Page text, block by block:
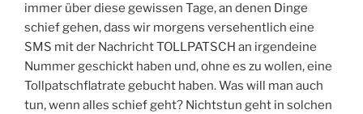
immer über diese gewissen Tage, an denen Dinge
schief gehen, dass wir morgens versehentlich eine
SMS mit der Nachricht TOLLPATSCH an irgendeine
Nummer geschickt haben und, ohne es zu wollen, eine
Tollpatschflatrate gebucht haben. Was will man auch
tun, wenn alles schief geht? Nichtstun geht in solchen